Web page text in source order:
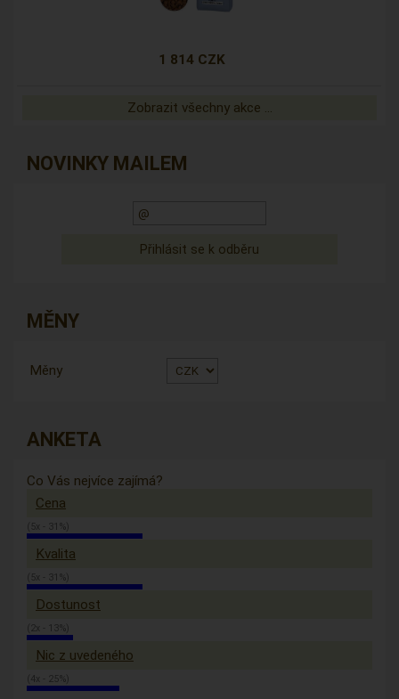
1 814 CZK
Zobrazit všechny akce ...
NOVINKY MAILEM
MĚNY
Měny
ANKETA
Co Vás nejvíce zajímá?
Cena
(5x - 31%)
Kvalita
(5x - 31%)
Dostunost
(2x - 13%)
Nic z uvedeného
(4x - 25%)